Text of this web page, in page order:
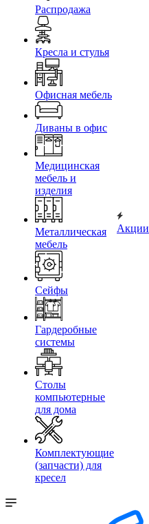
Распродажа
Кресла и стулья
Офисная мебель
Диваны в офис
Медицинская
мебель и
изделия
Металлическая
мебель
Сейфы
Гардеробные
системы
Столы
компьютерные
для дома
Комплектующие
(запчасти) для
кресел
Акции